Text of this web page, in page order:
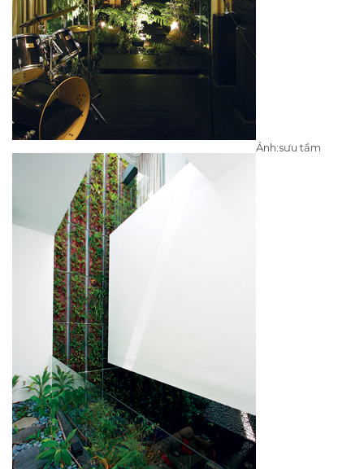
Ảnh:sưu tầm